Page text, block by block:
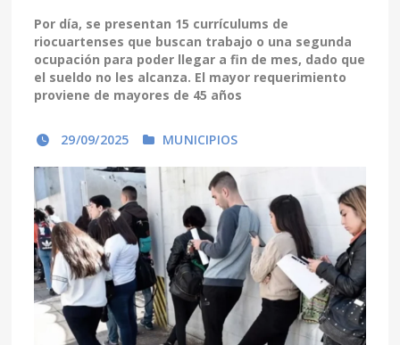
Por día, se presentan 15 currículums de
riocuartenses que buscan trabajo o una segunda
ocupación para poder llegar a fin de mes, dado que
el sueldo no les alcanza. El mayor requerimiento
proviene de mayores de 45 años
29/09/2025 MUNICIPIOS